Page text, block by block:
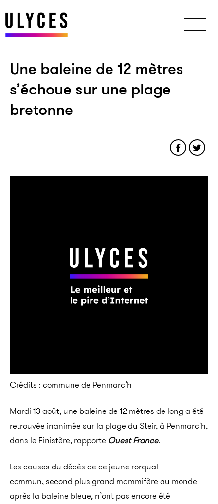
Une baleine de 12 mètres
s’échoue sur une plage
bretonne
Crédits : commune de Penmarc’h
Mardi 13 août, une baleine de 12 mètres de long a été
retrouvée inanimée sur la plage du Steir, à Penmarc’h,
dans le Finistère, rapporte Ouest France.
Les causes du décès de ce jeune rorqual
commun,second plus grand mammifère au monde
après la baleine bleue, n’ont pas encore été